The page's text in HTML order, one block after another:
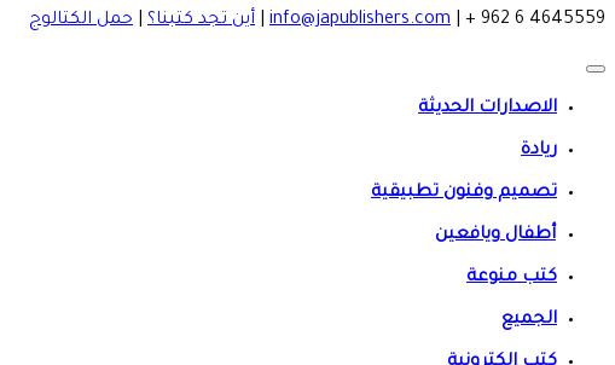
4645559 6 962 +
info@japublishers.com أين تجد كتبنا؟ حمل الكتالوج
الاصدارات الحديثة
ريادة
تصميم وفنون تطبيقية
أطفال ويافعين
كتب منوعة
الجميع